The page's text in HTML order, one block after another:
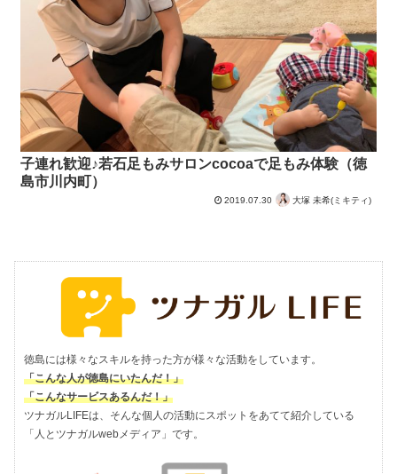
子連れ歓迎♪若石足もみサロンcocoaで足もみ体験（徳
島市川内町）
2019.07.30 大塚 未希(ミキティ)
徳島には様々なスキルを持った方が様々な活動をしています。
「こんな人が徳島にいたんだ！」
「こんなサービスあるんだ！」
ツナガルLIFEは、そんな個人の活動にスポットをあてて紹介している
「人とツナガルwebメディア」です。